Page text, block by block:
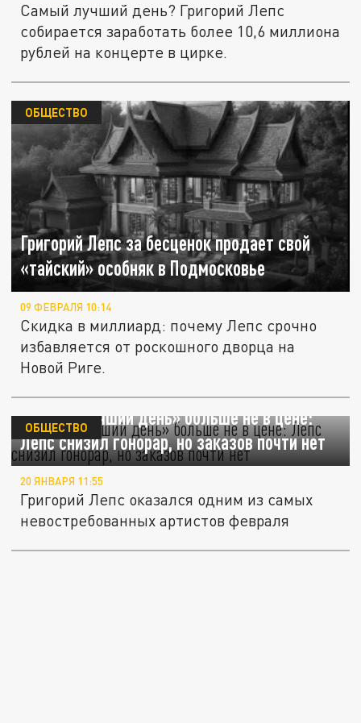
Самый лучший день? Григорий Лепс
собирается заработать более 10,6 миллиона
рублей на концерте в цирке.
Григорий Лепс за бесценок продает свой
«тайский» особняк в Подмосковье
ОБЩЕСТВО
09 ФЕВРАЛЯ 10:14
Скидка в миллиард: почему Лепс срочно
избавляется от роскошного дворца на
Новой Риге.
«Самый лучший день» больше не в цене:
Лепс снизил гонорар, но заказов почти нет
ОБЩЕСТВО
20 ЯНВАРЯ 11:55
Григорий Лепс оказался одним из самых
невостребованных артистов февраля